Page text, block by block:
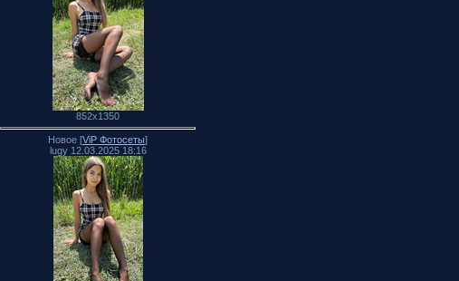
852x1350
Новое [ViP Фотосеты]
lugy 12.03.2025 18:16